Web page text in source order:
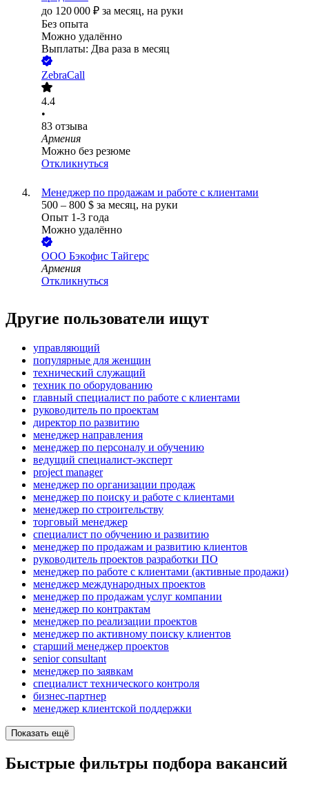
до 120 000 ₽ за месяц, на руки
Без опыта
Можно удалённо
Выплаты: Два раза в месяц
ZebraCall
4.4
•
83 отзыва
Армения
Можно без резюме
Откликнуться
Менеджер по продажам и работе с клиентами
500 – 800 $ за месяц, на руки
Опыт 1-3 года
Можно удалённо
ООО Бэкофис Тайгерс
Армения
Откликнуться
Другие пользователи ищут
управляющий
популярные для женщин
технический служащий
техник по оборудованию
главный специалист по работе с клиентами
руководитель по проектам
директор по развитию
менеджер направления
менеджер по персоналу и обучению
ведущий специалист-эксперт
project manager
менеджер по организации продаж
менеджер по поиску и работе с клиентами
менеджер по строительству
торговый менеджер
специалист по обучению и развитию
менеджер по продажам и развитию клиентов
руководитель проектов разработки ПО
менеджер по работе с клиентами (активные продажи)
менеджер международных проектов
менеджер по продажам услуг компании
менеджер по контрактам
менеджер по реализации проектов
менеджер по активному поиску клиентов
старший менеджер проектов
senior consultant
менеджер по заявкам
специалист технического контроля
бизнес-партнер
менеджер клиентской поддержки
Показать ещё
Быстрые фильтры подбора вакансий